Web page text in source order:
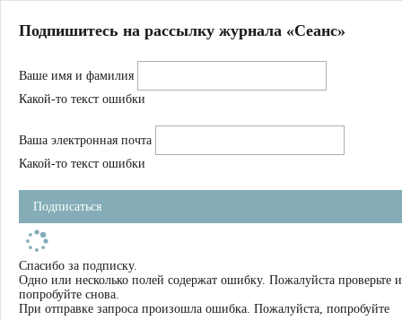
Магазин
Журнал
Школа
Устав
Фильмы
Имена
Тэги
О нас
Журнал
Подпишитесь на рассылку журнала «Сеанс»
Ваше имя и фамилия
Какой-то текст ошибки
Ваша электронная почта
Какой-то текст ошибки
Подписаться
Спасибо за подписку.
Одно или несколько полей содержат ошибку. Пожалуйста проверьте и
попробуйте снова.
При отправке запроса произошла ошибка. Пожалуйста, попробуйте